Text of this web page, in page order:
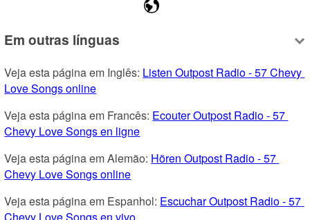
Em outras línguas
Veja esta página em Inglês: Listen Outpost Radio - 57 Chevy
Love Songs online
Veja esta página em Francês: Ecouter Outpost Radio - 57
Chevy Love Songs en ligne
Veja esta página em Alemão: Hören Outpost Radio - 57
Chevy Love Songs online
Veja esta página em Espanhol: Escuchar Outpost Radio - 57
Chevy Love Songs en vivo